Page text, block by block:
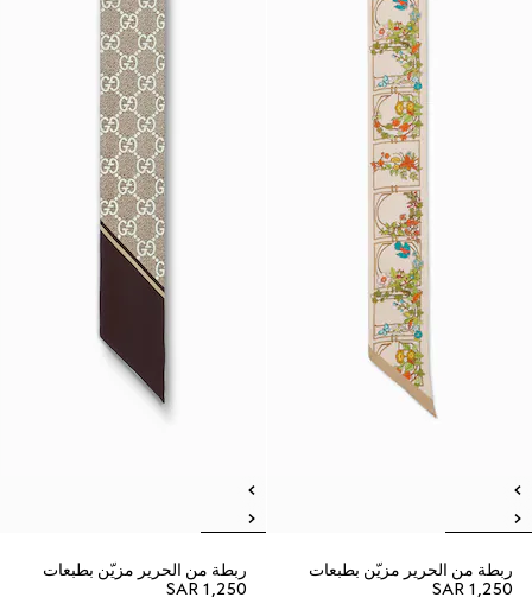
ربطة من الحرير مزيّن بطبعات
SAR 1,250
ربطة من الحرير مزيّن بطبعات
SAR 1,250